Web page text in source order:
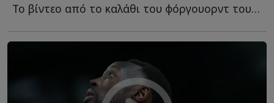
To βίντεο από το καλάθι του φόργουορντ του Παναθηναϊκού, π...